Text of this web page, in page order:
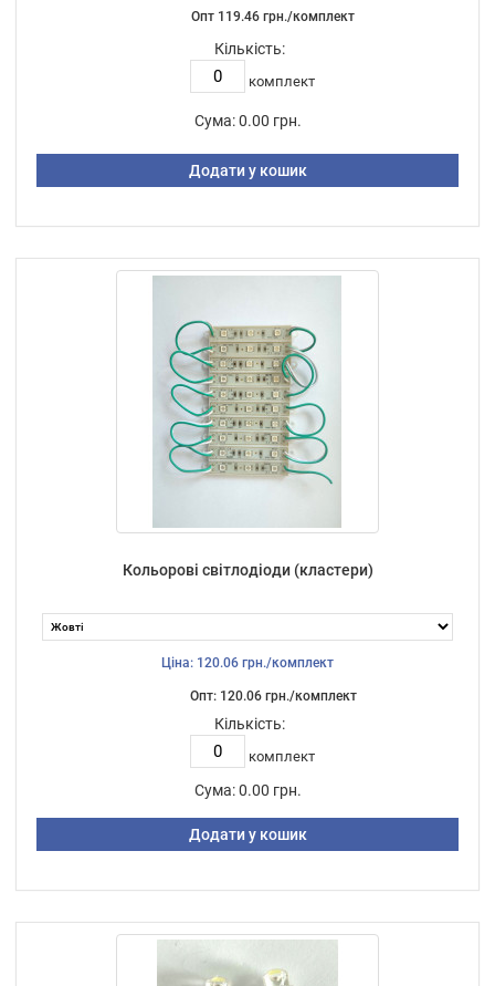
Опт 119.46 грн./комплект
Кількість:
комплект
Сума: 0.00 грн.
Додати у кошик
Кольорові світлодіоди (кластери)
Ціна: 120.06 грн./комплект
Опт: 120.06 грн./комплект
Кількість:
комплект
Сума: 0.00 грн.
Додати у кошик